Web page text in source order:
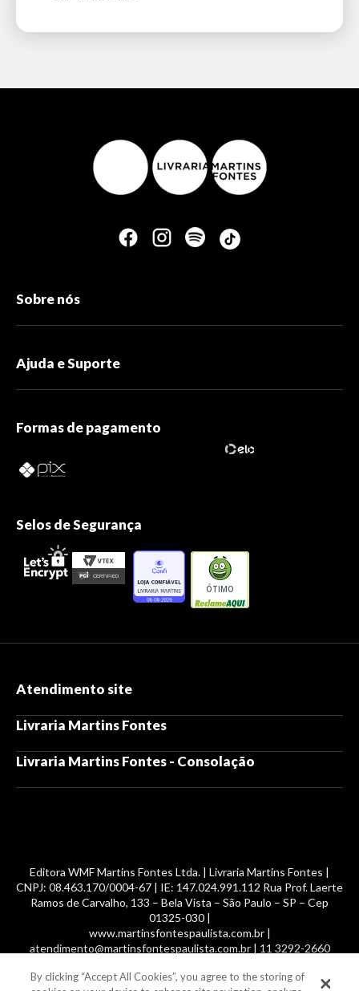
Sobre nós
Ajuda e Suporte
Formas de pagamento
Selos de Segurança
ÓTIMO
Atendimento site
Livraria Martins Fontes
Livraria Martins Fontes - Consolação
Editora WMF Martins Fontes Ltda. | Livraria Martins Fontes |
CNPJ: 08.463.170/0004-67 | IE: 147.024.991.112 Rua Prof. Laerte
Ramos de Carvalho, 133 – Bela Vista – São Paulo – SP – Cep
01325-030 |
www.martinsfontespaulista.com.br |
atendimento@martinsfontespaulista.com.br | 11 3292-2660
© 2014 -2026, MartinsFontes livros nacionais e importados,
By clicking “Accept All Cookies”, you agree to the storing of